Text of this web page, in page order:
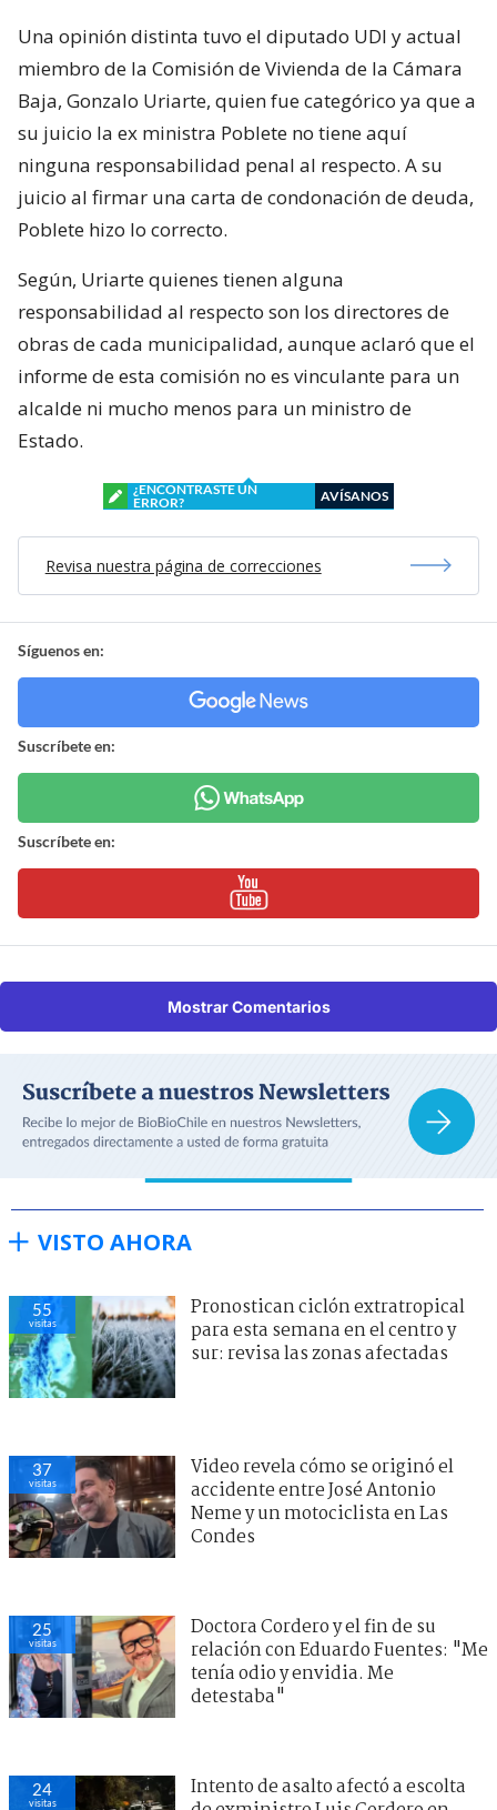
Una opinión distinta tuvo el diputado UDI y actual
miembro de la Comisión de Vivienda de la Cámara
Baja, Gonzalo Uriarte, quien fue categórico ya que a
su juicio la ex ministra Poblete no tiene aquí
ninguna responsabilidad penal al respecto. A su
juicio al firmar una carta de condonación de deuda,
Poblete hizo lo correcto.
Según, Uriarte quienes tienen alguna
responsabilidad al respecto son los directores de
obras de cada municipalidad, aunque aclaró que el
informe de esta comisión no es vinculante para un
alcalde ni mucho menos para un ministro de
Estado.
¿ENCONTRASTE UN
ERROR?
AVÍSANOS
Revisa nuestra página de correcciones
Síguenos en:
Suscríbete en:
Suscríbete en:
Mostrar Comentarios
VISTO AHORA
55
visitas
Pronostican ciclón extratropical
para esta semana en el centro y
sur: revisa las zonas afectadas
37
visitas
Video revela cómo se originó el
accidente entre José Antonio
Neme y un motociclista en Las
Condes
25
visitas
Doctora Cordero y el fin de su
relación con Eduardo Fuentes: "Me
tenía odio y envidia. Me
detestaba"
24
visitas
Intento de asalto afectó a escolta